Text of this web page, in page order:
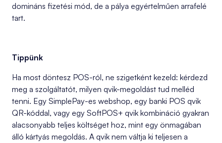
domináns fizetési mód, de a pálya egyértelműen arrafelé
tart.
Tippünk
Ha most döntesz POS-ról, ne szigetként kezeld: kérdezd
meg a szolgáltatót, milyen qvik-megoldást tud melléd
tenni. Egy SimplePay-es webshop, egy banki POS qvik
QR-kóddal, vagy egy SoftPOS+ qvik kombináció gyakran
alacsonyabb teljes költséget hoz, mint egy önmagában
álló kártyás megoldás. A qvik nem váltja ki teljesen a